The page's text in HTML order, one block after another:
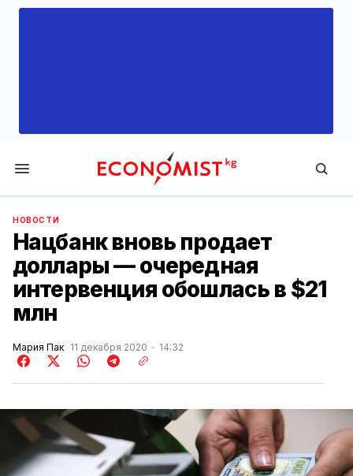
Economist.kg
НОВОСТИ
Нацбанк вновь продает
доллары — очередная
интервенция обошлась в $21
млн
Мария Пак 11 декабря 2020 14:32